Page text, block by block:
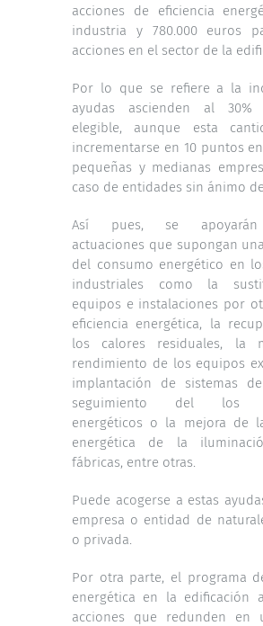
acciones de eficiencia
industria y 780.000 euros
acciones en el sector de la
Por lo que se refiere a la
ayudas ascienden al
elegible, aunque esta
incrementarse en 10 puntos
pequeñas y medianas
caso de entidades sin ánimo
Así pues, se apoyarán
actuaciones que supongan
del consumo energético en
industriales como la
equipos e instalaciones por
eficiencia energética, la
los calores residuales, la
rendimiento de los equipos
implantación de sistemas
seguimiento del los
energéticos o la mejora de
energética de la
fábricas, entre otras.
Puede acogerse a estas
empresa o entidad de
o privada.
Por otra parte, el programa
energética en la edificación
acciones que redunden en